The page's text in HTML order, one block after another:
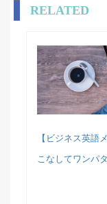
RELATED
【ビジネス英語
こなしてワンパ